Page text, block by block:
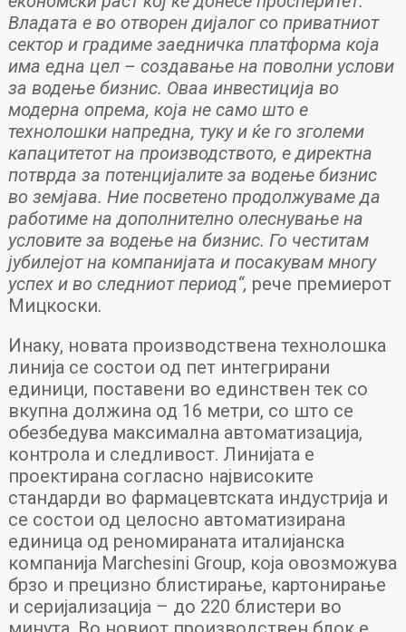
Владата е во отворен дијалог со приватниот
сектор и градиме заедничка платформа која
има една цел – создавање на поволни услови
за водење бизнис. Оваа инвестиција во
модерна опрема, која не само што е
технолошки напредна, туку и ќе го зголеми
капацитетот на производството, е директна
потврда за потенцијалите за водење бизнис
во земјава. Ние посветено продолжуваме да
работиме на дополнително олеснување на
условите за водење на бизнис. Го честитам
јубилејот на компанијата и посакувам многу
успех и во следниот период“, рече премиерот
Мицкоски.
Инаку, новата производствена технолошка
линија се состои од пет интегрирани
единици, поставени во единствен тек со
вкупна должина од 16 метри, со што се
обезбедува максимална автоматизација,
контрола и следливост. Линијата е
проектирана согласно највисоките
стандарди во фармацевтската индустрија и
се состои од целосно автоматизирана
единица од реномираната италијанска
компанија Marchesini Group, која овозможува
брзо и прецизно блистирање, картонирање
и серијализација – до 220 блистери во